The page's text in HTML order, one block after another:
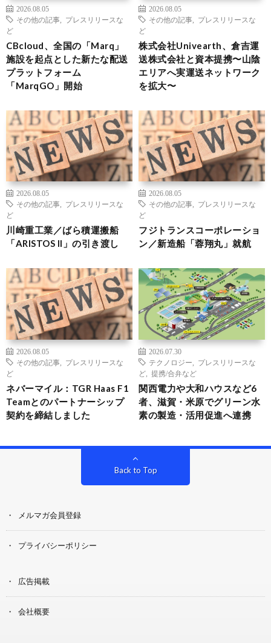
2026.08.05
その他の記事
プレスリリースな
ど
CBcloud、全国の「Marq」
施設を起点とした新たな配送
プラットフォーム
「MarqGO」開始
2026.08.05
その他の記事
プレスリリースな
ど
株式会社Univearth、倉吉運
送株式会社と資本提携〜山陰
エリアへ実運送ネットワーク
を拡大〜
2026.08.05
その他の記事
プレスリリースな
ど
川崎重工業／ばら積運搬船
「ARISTOS II」の引き渡し
2026.08.05
その他の記事
プレスリリースな
ど
フジトランスコーポレーショ
ン／新造船「蓉翔丸」就航
2026.08.05
その他の記事
プレスリリースな
ど
ネバーマイル：TGR Haas F1
Teamとのパートナーシップ
契約を締結しました
2026.07.30
テクノロジー
プレスリリースな
ど
提携/合弁など
関西電力や大和ハウスなど6
者、滋賀・米原でグリーン水
素の製造・活用促進へ連携
Back to Top
メルマガ会員登録
プライバシーポリシー
広告掲載
会社概要